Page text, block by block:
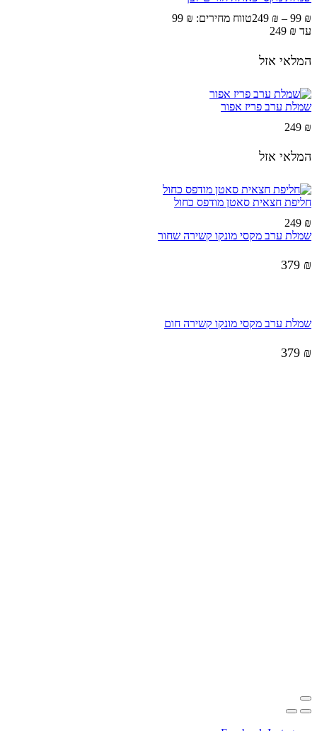
99 ₪
–
249 ₪
עד ⁦249 ₪⁩
המלאי אזל
שמלת ערב פריז אפור
249 ₪
המלאי אזל
חליפת חצאית סאטן מודפס כחול
249 ₪
שמלת ערב מקסי מונקו קשירה שחור
379 ₪
שמלת ערב מקסי מונקו קשירה חום
379 ₪